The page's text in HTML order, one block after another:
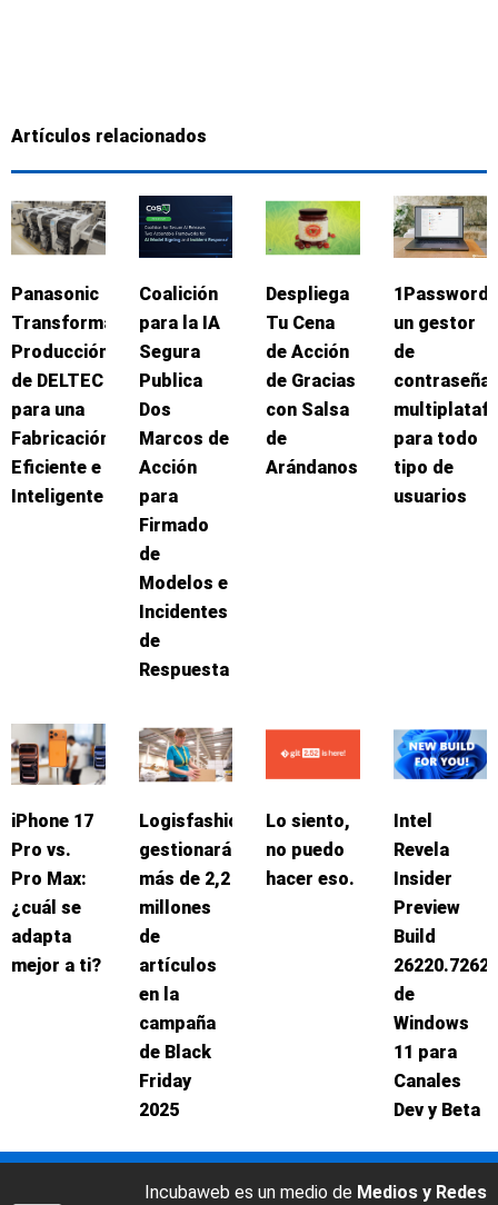
Artículos relacionados
Panasonic
Transforma
Producción
de DELTEC
para una
Fabricación
Eficiente e
Inteligente
Coalición
para la IA
Segura
Publica
Dos
Marcos de
Acción
para
Firmado
de
Modelos e
Incidentes
de
Respuesta
Despliega
Tu Cena
de Acción
de Gracias
con Salsa
de
Arándanos
1Password:
un gestor
de
para todo
tipo de
usuarios
iPhone 17
Pro vs.
Pro Max:
¿cuál se
adapta
mejor a ti?
Logisfashion
gestionará
más de 2,2
millones
de
artículos
en la
campaña
de Black
Friday
2025
Lo siento,
no puedo
hacer eso.
Intel
Revela
Insider
Preview
Build
26220.7262
de
Windows
11 para
Canales
Dev y Beta
Incubaweb es un medio de Medios y Redes